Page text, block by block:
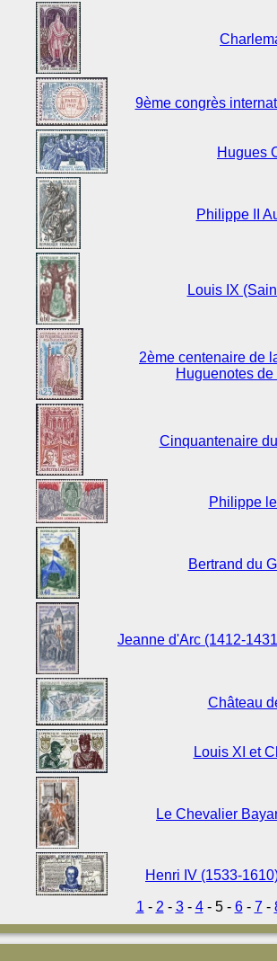
9ème congrès
Hugues
Philippe II
Louis IX
2ème centenaire de
Huguenotes
Cinquantenaire
Philippe
Bertrand du
Jeanne d'Arc (1412-
Château
Louis XI et
Le Chevalier
Henri IV (1533-
1 - 2 - 3- 4- 5 - 6- 7 -